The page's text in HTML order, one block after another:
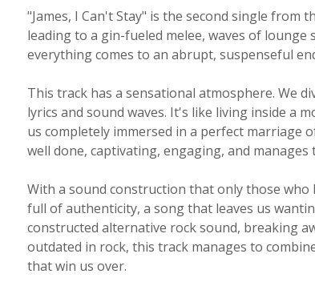
"James, I Can't Stay" is the second single from
leading to a gin-fueled melee, waves of
everything comes to an abrupt, suspenseful
This track has a sensational atmosphere. We
lyrics and sound waves. It's like living inside a
us completely immersed in a perfect marriage
well done, captivating, engaging, and
With a sound construction that only those
full of authenticity, a song that leaves us
constructed alternative rock sound, breaking
outdated in rock, this track manages to
that win us over.